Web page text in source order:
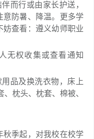
行或由家长护送，
防暑、降温。更多学
查看：遵义幼师职业
权收集或查看通知
品及换洗衣物，床上
枕头、枕套、棉被、
季起，对我校在校学